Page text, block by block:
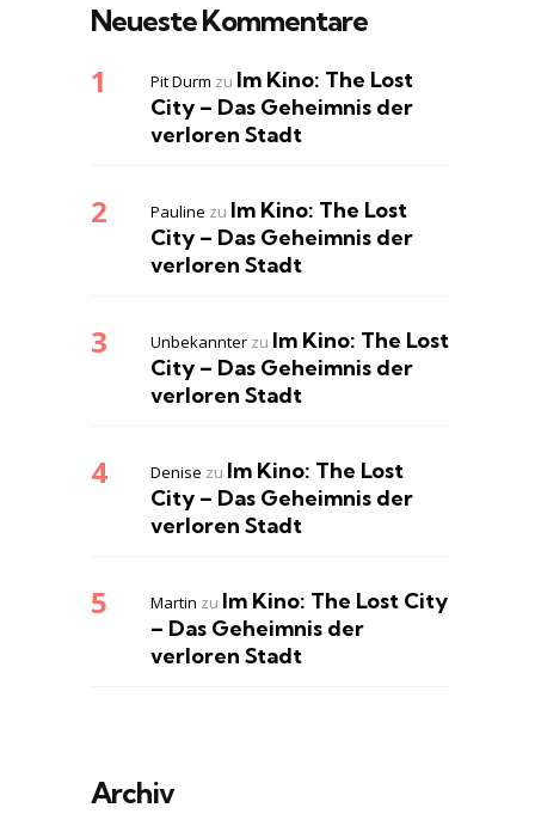
Neueste Kommentare
Pit Durm zu Im Kino: The Lost
City – Das Geheimnis der
verloren Stadt
Pauline zu Im Kino: The Lost
City – Das Geheimnis der
verloren Stadt
Unbekannter zu Im Kino: The Lost
City – Das Geheimnis der
verloren Stadt
Denise zu Im Kino: The Lost
City – Das Geheimnis der
verloren Stadt
Martin zu Im Kino: The Lost City
– Das Geheimnis der
verloren Stadt
Archiv